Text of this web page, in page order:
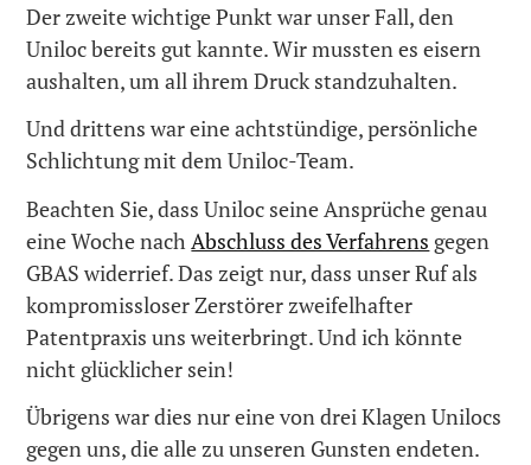
Der zweite wichtige Punkt war unser Fall, den
Uniloc bereits gut kannte. Wir mussten es eisern
aushalten, um all ihrem Druck standzuhalten.
Und drittens war eine achtstündige, persönliche
Schlichtung mit dem Uniloc-Team.
Beachten Sie, dass Uniloc seine Ansprüche genau
eine Woche nach Abschluss des Verfahrens gegen
GBAS widerrief. Das zeigt nur, dass unser Ruf als
kompromissloser Zerstörer zweifelhafter
Patentpraxis uns weiterbringt. Und ich könnte
nicht glücklicher sein!
Übrigens war dies nur eine von drei Klagen Unilocs
gegen uns, die alle zu unseren Gunsten endeten.